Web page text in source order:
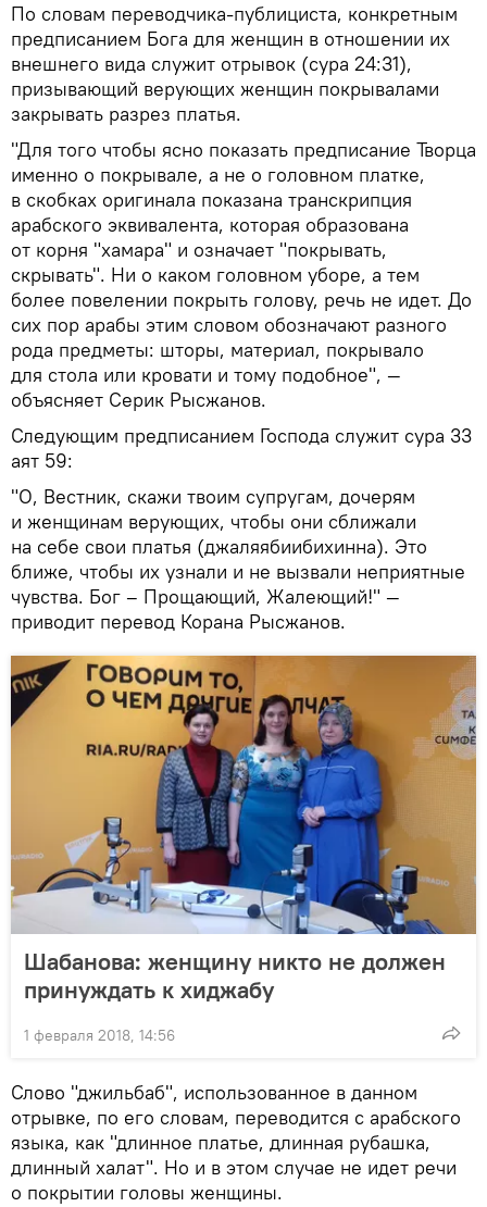
По словам переводчика-публициста, конкретным
предписанием Бога для женщин в отношении их
внешнего вида служит отрывок (сура 24:31),
призывающий верующих женщин покрывалами
закрывать разрез платья.
"Для того чтобы ясно показать предписание Творца
именно о покрывале, а не о головном платке,
в скобках оригинала показана транскрипция
арабского эквивалента, которая образована
от корня "хамара" и означает "покрывать,
скрывать". Ни о каком головном уборе, а тем
более повелении покрыть голову, речь не идет. До
сих пор арабы этим словом обозначают разного
рода предметы: шторы, материал, покрывало
для стола или кровати и тому подобное", —
объясняет Серик Рысжанов.
Следующим предписанием Господа служит сура 33
аят 59:
"О, Вестник, скажи твоим супругам, дочерям
и женщинам верующих, чтобы они сближали
на себе свои платья (джаляябиибихинна). Это
ближе, чтобы их узнали и не вызвали неприятные
чувства. Бог – Прощающий, Жалеющий!" —
приводит перевод Корана Рысжанов.
Шабанова: женщину никто не должен
принуждать к хиджабу
1 февраля 2018, 14:56
Слово "джильбаб", использованное в данном
отрывке, по его словам, переводится с арабского
языка, как "длинное платье, длинная рубашка,
длинный халат". Но и в этом случае не идет речи
о покрытии головы женщины.